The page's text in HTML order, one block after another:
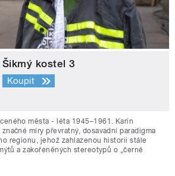
Šikmý kostel 3
Koupit
města - léta 1945–1961. Karin
míry převratný, dosavadní paradigma
regionu, jehož zahlazenou historii stále
a zakořeněných stereotypů o „černé